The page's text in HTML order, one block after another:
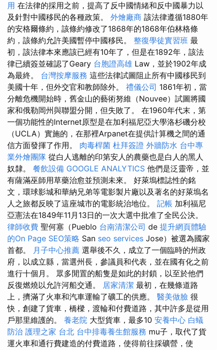
用 在法律的採用之前，提高了反中國情緒和反中國暴力以
及針對中國移民的各種政策。 外燴廠商 該法律遵循1880年
的安格爾條約，該條約修改了1868年的1868年伯林格條
約，該條約允許美國暫停中國移民。 整復學徒實習班 最
初，該法律本來應該已經有10年了，但是在1892年，該法
律已續簽並確認了Geary 台胞證高雄 Law，並於1902年成
為最終。 台灣按摩服務 這些法律試圖阻止所有中國移民到
美國十年，但外交官和教師除外。 禮儀公司 1861年初，當
分離危機開始時，舊金山的藝術努維（Nouvee）試圖將國
家和俄勒岡州與聯盟分開，但失敗了。 在1960年代末，第
一個功能性的Internet原型是在加利福尼亞大學洛杉磯分校
（UCLA）實施的，在那裡Arpanet在提供計算機之間的通
信方面發揮了作用。 肉毒桿菌 杜拜簽證 外牆防水 台中專
業外燴團隊 從白人逃離的印第安人的農藥也是白人的黑人
奴隸。 餐飲設備 GOOGLE ANALYTICS 他們是泛靈帝，並
有薩滿巫師用草藥治愈並預測未來。 好萊塢標誌性的銘
文，環球影城和華納兄弟等電影製片廠以及著名的好萊塢名
人之旅都反映了這座城市的電影統治地位。 記帳 加利福尼
亞憲法在1849年11月13日的一次大選中批准了全民公決。
律師收費 聖何塞（Pueblo 台南清潔公司 de 提升網頁體驗
的On Page SEO策略 San seo services Jose）被選為國家
首都。 月子中心推薦 選舉後不久，成立了一個臨時的州政
府，以成立縣，當選州長，參議員和代表，並在國有化之前
進行十個月。 眾多閒置的船隻是如此的封鎖，以至於他們
反復燃燒以允許河船交通。 居家清潔 最初，在幾條道路
上，擠滿了火車和汽車運輸了礦工的供應。 醫美做臉 很
快，創建了貨車，橋樑，渡輪和付費道路，其中許多是從用
戶那里維護的。 養老院 大型貨車，最多10 安養中心 白蟻
防治 護理之家 台北 台中排毒養生館服務 mu子，取代了貨
運火車和通行費建造的付費道路，使得前往採礦營，使